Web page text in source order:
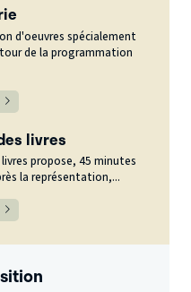
d'oeuvres spécialement
de la programmation
livres
livres propose, 45 minutes
la représentation,...